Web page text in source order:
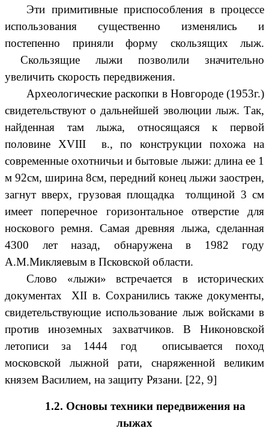
Эти примитивные приспособления в процессе
использования существенно изменялись и
постепенно приняли форму скользящих лыж.
Скользящие лыжи позволили значительно
увеличить скорость передвижения.
Археологические раскопки в Новгороде (1953г.)
свидетельствуют о дальнейшей эволюции лыж. Так,
найденная там лыжа, относящаяся к первой
половине XVIII в., по конструкции похожа на
современные охотничьи и бытовые лыжи: длина ее 1
м 92см, ширина 8см, передний конец лыжи заострен,
загнут вверх, грузовая площадка толщиной 3 см
имеет поперечное горизонтальное отверстие для
носкового ремня. Самая древняя лыжа, сделанная
4300 лет назад, обнаружена в 1982 году
А.М.Микляевым в Псковской области.
Слово «лыжи» встречается в исторических
документах XII в. Сохранились также документы,
свидетельствующие использование лыж войсками в
против иноземных захватчиков. В Никоновской
летописи за 1444 год описывается поход
московской лыжной рати, снаряженной великим
князем Василием, на защиту Рязани. [22, 9]
1.2. Основы техники передвижения на
лыжах